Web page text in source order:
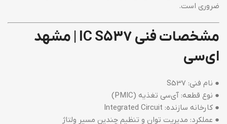
ضروری است.
مشخصات فنی IC S537 | مشهد
ای‌سی
● نام فنی: S537
● نوع قطعه: آی‌سی تغذیه (PMIC)
● کارخانه سازنده: Integrated Circuit
● عملکرد: مدیریت توان و تنظیم چندین مسیر ولتاژ